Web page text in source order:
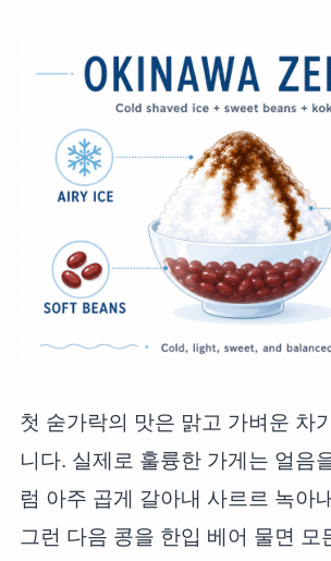
첫 숟가락의 맛은 맑고 가벼운 차
니다. 실제로 훌륭한 가게는 얼음
럼 아주 곱게 갈아내 사르르 녹아
그런 다음 콩을 한입 베어 물면 모